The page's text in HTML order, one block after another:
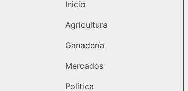
Inicio
Agricultura
Ganadería
Mercados
Política